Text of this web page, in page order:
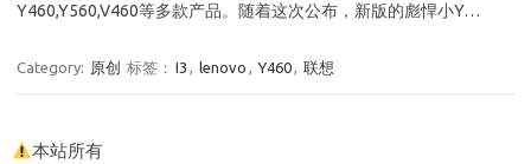
Y460,Y560,V460等多款产品。随着这次公布，新版的彪悍小Y…
Category: 原创 标签： I3 , lenovo , Y460, 联想
本站所有